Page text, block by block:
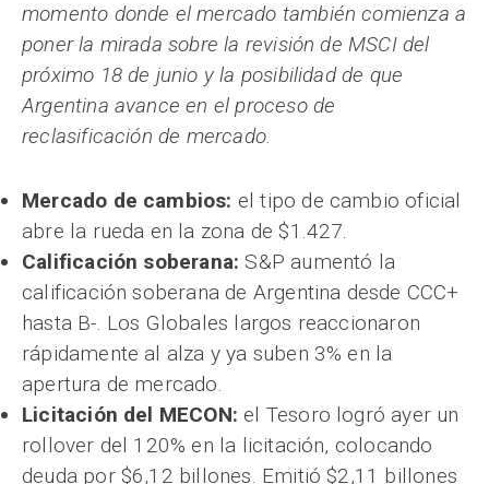
momento donde el mercado también comienza a
poner la mirada sobre la revisión de MSCI del
próximo 18 de junio y la posibilidad de que
Argentina avance en el proceso de
reclasificación de mercado.
Mercado de cambios: el tipo de cambio oficial
abre la rueda en la zona de $1.427.
Calificación soberana: S&P aumentó la
calificación soberana de Argentina desde CCC+
hasta B-. Los Globales largos reaccionaron
rápidamente al alza y ya suben 3% en la
apertura de mercado.
Licitación del MECON: el Tesoro logró ayer un
rollover del 120% en la licitación, colocando
deuda por $6,12 billones. Emitió $2,11 billones